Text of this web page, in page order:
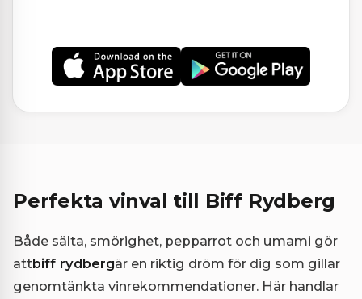
Perfekta vinval till Biff Rydberg
Både sälta, smörighet, pepparrot och umami gör
attbiff rydbergär en riktig dröm för dig som gillar
genomtänkta vinrekommendationer. Här handlar